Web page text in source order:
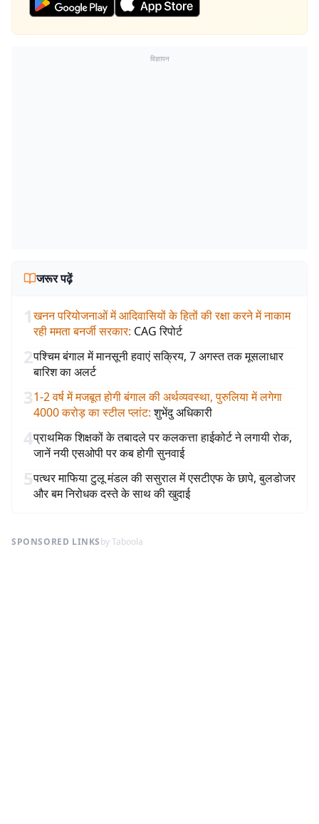
विज्ञापन
जरूर पढ़ें
1खनन परियोजनाओं में आदिवासियों के हितों की रक्षा करने में नाकाम
रही ममता बनर्जी सरकार: CAG रिपोर्ट
2पश्चिम बंगाल में मानसूनी हवाएं सक्रिय, 7 अगस्त तक मूसलाधार
बारिश का अलर्ट
31-2 वर्ष में मजबूत होगी बंगाल की अर्थव्यवस्था, पुरुलिया में लगेगा
4000 करोड़ का स्टील प्लांट: शुभेंदु अधिकारी
4प्राथमिक शिक्षकों के तबादले पर कलकत्ता हाईकोर्ट ने लगायी रोक,
जानें नयी एसओपी पर कब होगी सुनवाई
5पत्थर माफिया टुलू मंडल की ससुराल में एसटीएफ के छापे, बुलडोजर
और बम निरोधक दस्ते के साथ की खुदाई
SPONSORED LINKSby Taboola